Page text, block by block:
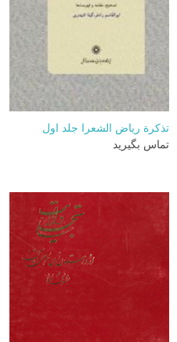
تذکرة ریاض الشعرا جلد اول
تماس بگیرید